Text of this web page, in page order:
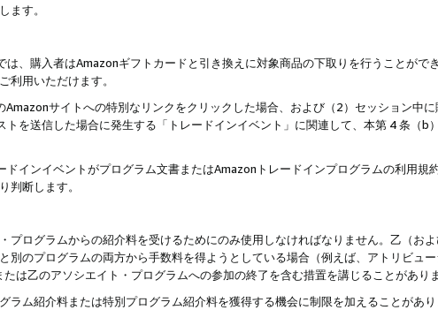
ます。
は、購入者はAmazonギフトカードと引き換えに対象商品の下取りを行うことが
利用いただけます。
サイトへの特別なリンクをクリックした場合、および（2）セッション中
を送信した場合に発生する「トレードインイベント」に関連して、本第 4 条（b
インイベントがプログラム文書またはAmazonトレードインプログラムの利用規
判断します。
プログラムからの紹介料を受けるためにのみ使用しなければなりません。乙（お
別のプログラムの両方から手数料を得ようとしている場合（例えば、アトリビュ
は乙のアソシエイト・プログラムへの参加の終了を含む措置を講じることがありま
ラム紹介料または特別プログラム紹介料を獲得する機会に制限を加えることがあ